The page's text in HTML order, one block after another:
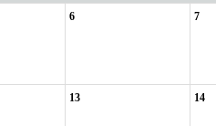
6 7
13 14